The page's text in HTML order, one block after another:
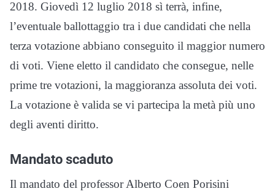
2018. Giovedì 12 luglio 2018 sì terrà, infine,
l’eventuale ballottaggio tra i due candidati che nella
terza votazione abbiano conseguito il maggior numero
di voti. Viene eletto il candidato che consegue, nelle
prime tre votazioni, la maggioranza assoluta dei voti.
La votazione è valida se vi partecipa la metà più uno
degli aventi diritto.
Mandato scaduto
Il mandato del professor Alberto Coen Porisini